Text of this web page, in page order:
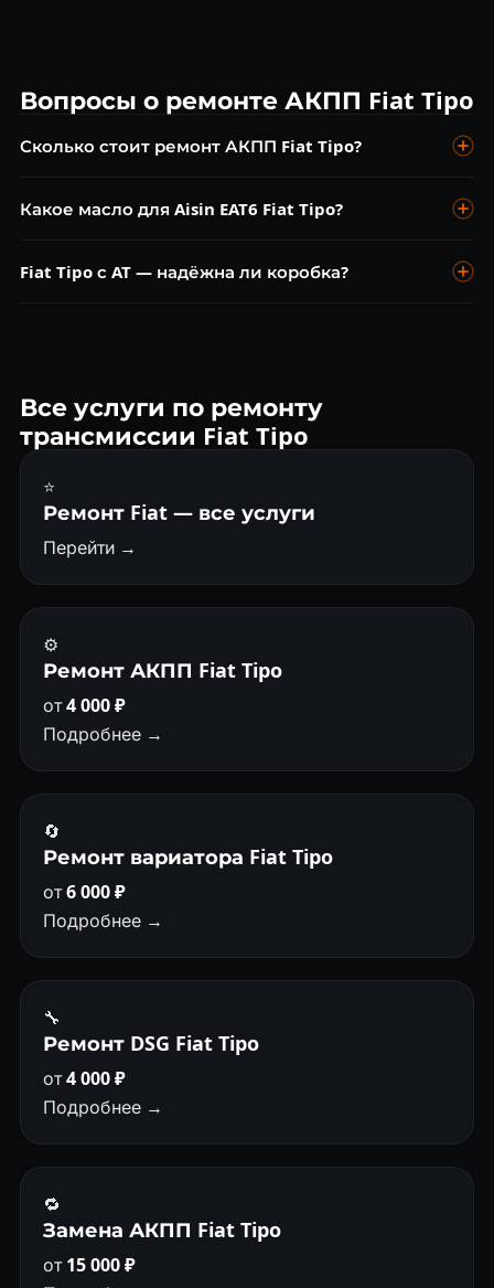
Вопросы о ремонте АКПП Fiat Tipo
Сколько стоит ремонт АКПП Fiat Tipo?
500 ₽. Ремонт гидроблока от 10 000 ₽. Капремонт от 25 000
Какое масло для Aisin EAT6 Fiat Tipo?
каждые 60 000 км.
Fiat Tipo с AT — надёжна ли коробка?
Все услуги по ремонту
трансмиссии Fiat Tipo
⭐
Ремонт Fiat — все услуги
Перейти →
⚙️
Ремонт АКПП Fiat Tipo
от4 000 ₽
Подробнее →
🔄
Ремонт вариатора Fiat Tipo
от6 000 ₽
Подробнее →
🔧
Ремонт DSG Fiat Tipo
от4 000 ₽
Подробнее →
🔁
Замена АКПП Fiat Tipo
от15 000 ₽